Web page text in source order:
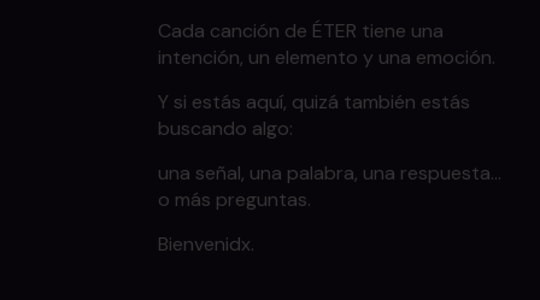
Cada canción de ÉTER tiene una
intención, un elemento y una emoción.
Y si estás aquí, quizá también estás
buscando algo:
una señal, una palabra, una respuesta…
o más preguntas.
Bienvenidx.